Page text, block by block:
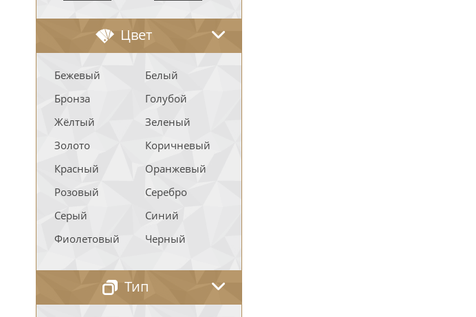
Цвет
Бежевый
Белый
Бронза
Голубой
Жёлтый
Зеленый
Золото
Коричневый
Красный
Оранжевый
Розовый
Серебро
Серый
Синий
Фиолетовый
Черный
Тип